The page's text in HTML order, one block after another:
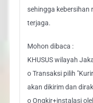
sehingga kebersihan
terjaga.
Mohon dibaca :
KHUSUS wilayah
o Transaksi pilih
akan dikirim dan
o Ongkir+instalasi